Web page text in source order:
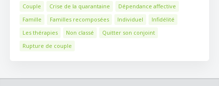
Couple
Crise de la quarantaine
Dépendance affective
Famille
Familles recomposées Individuel
Infidélité
Les thérapies
Non classé
Quitter son conjoint
Rupture de couple